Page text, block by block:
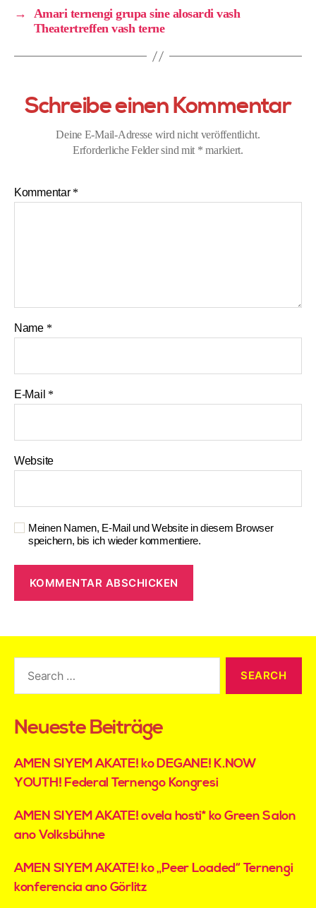
→
Amari ternengi grupa sine alosardi vash
Theatertreffen vash terne
Schreibe einen Kommentar
Deine E-Mail-Adresse wird nicht veröffentlicht.
Erforderliche Felder sind mit * markiert.
Kommentar *
Name *
E-Mail *
Website
Meinen Namen, E-Mail und Website in diesem Browser
speichern, bis ich wieder kommentiere.
l
e
a
i
v
:
Neueste Beiträge
AMEN SIYEM AKATE! ko DEGANE! K.NOW
YOUTH! Federal Ternengo Kongresi
AMEN SIYEM AKATE! ovela hosti* ko Green Salon
ano Volksbühne
AMEN SIYEM AKATE! ko „Peer Loaded“ Ternengi
konferencia ano Görlitz